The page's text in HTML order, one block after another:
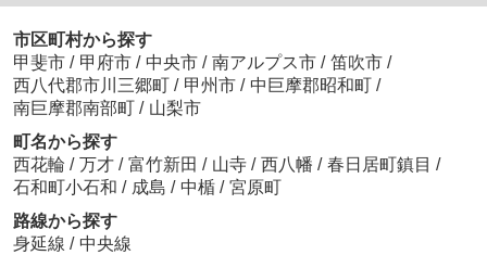
市区町村から探す
甲斐市 / 甲府市 / 中央市 / 南アルプス市 / 笛吹市 /
西八代郡市川三郷町
/ 甲州市 / 中巨摩郡昭和町
/
南巨摩郡南部町
/ 山梨市
町名から探す
西花輪 / 万才 / 富竹新田 / 山寺 / 西八幡 / 春日居町鎮目 /
石和町小石和 / 成島 / 中楯 / 宮原町
路線から探す
身延線 / 中央線